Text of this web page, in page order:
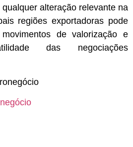
alteração relevante na
regiões exportadoras pode
de valorização e
das negociações